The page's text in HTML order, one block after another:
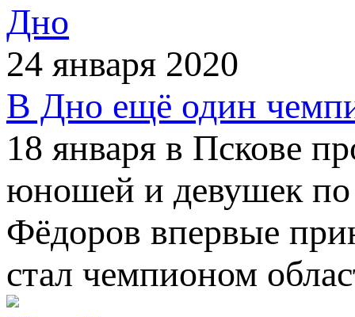
Дно
24 января 2020
В Дно ещё один
18 января в Пскове
юношей и девушек по
Фёдоров впервые
стал чемпионом